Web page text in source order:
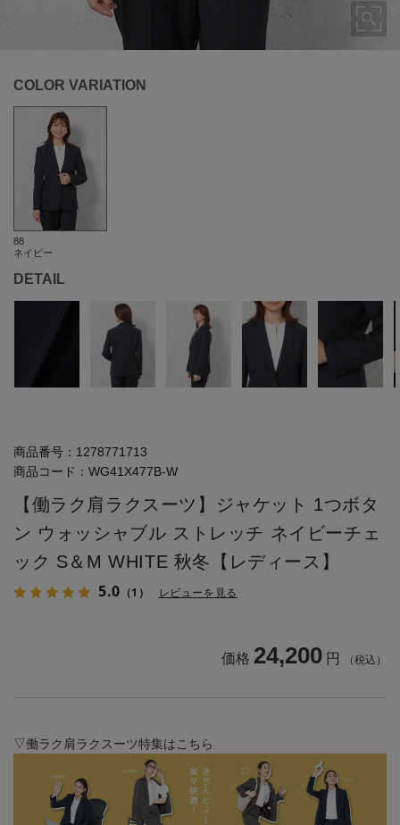
COLOR VARIATION
88
ネイビー
DETAIL
商品番号： 1278771713
商品コード： WG41X477B-W
【働ラク肩ラクスーツ】ジャケット 1つボタ
ン ウォッシャブル ストレッチ ネイビーチェ
ック S＆M WHITE 秋冬【レディース】
5.0 （1） レビューを見る
価格 24,200 円 （税込）
▽働ラク肩ラクスーツ特集はこちら